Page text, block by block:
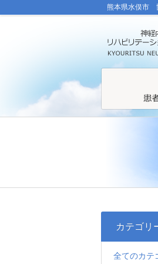
熊本県水俣市
カテゴリ
全てのカテ